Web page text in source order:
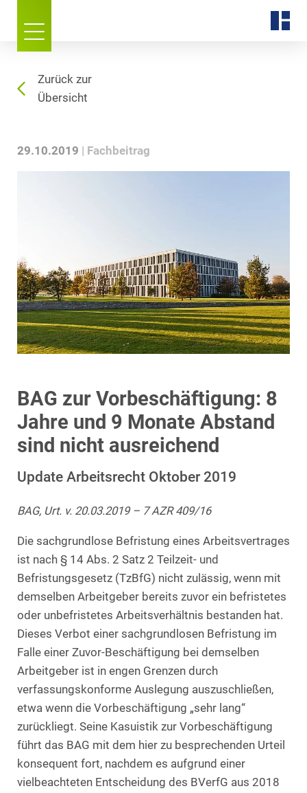
Zurück zur
Übersicht
29.10.2019 Fachbeitrag
BAG zur Vorbeschäftigung: 8
Jahre und 9 Monate Abstand
sind nicht ausreichend
Update Arbeitsrecht Oktober 2019
BAG, Urt. v. 20.03.2019 – 7 AZR 409/16
Die sachgrundlose Befristung eines Arbeitsvertrages
ist nach § 14 Abs. 2 Satz 2 Teilzeit- und
Befristungsgesetz (TzBfG) nicht zulässig, wenn mit
demselben Arbeitgeber bereits zuvor ein befristetes
oder unbefristetes Arbeitsverhältnis bestanden hat.
Dieses Verbot einer sachgrundlosen Befristung im
Falle einer Zuvor-Beschäftigung bei demselben
Arbeitgeber ist in engen Grenzen durch
verfassungskonforme Auslegung auszuschließen,
etwa wenn die Vorbeschäftigung „sehr lang“
zurückliegt. Seine Kasuistik zur Vorbeschäftigung
führt das BAG mit dem hier zu besprechenden Urteil
konsequent fort, nachdem es aufgrund einer
vielbeachteten Entscheidung des BVerfG aus 2018